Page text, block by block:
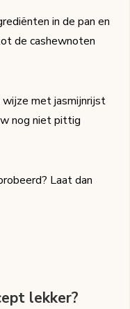
in de pan en
de cashewnoten
met jasmijnrijst
nog niet pittig
Laat dan
lekker?